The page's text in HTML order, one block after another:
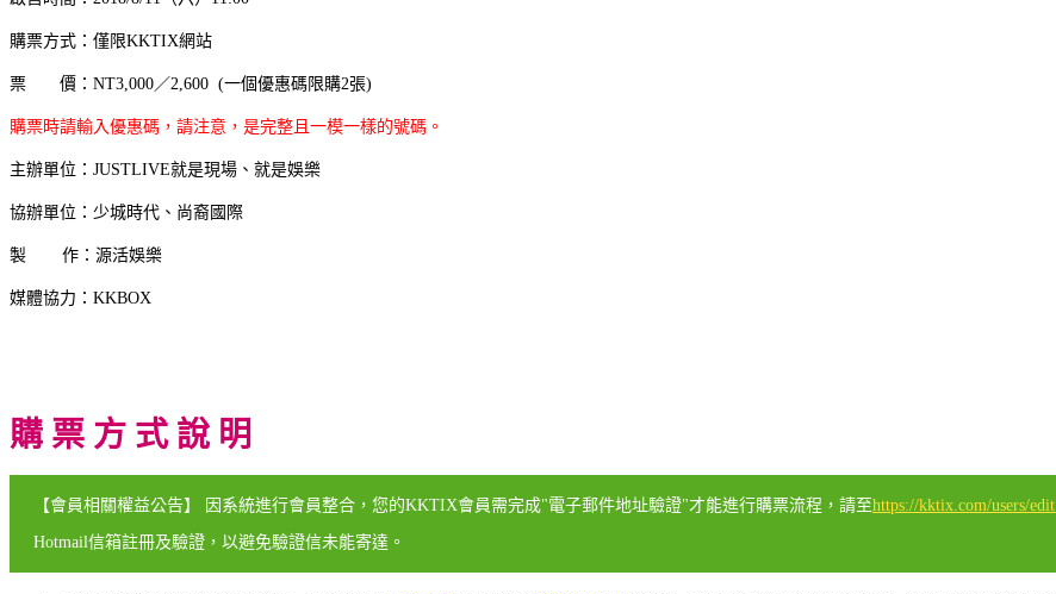
購票方式：僅限KKTIX網站
票 價：NT3,000／2,600 (一個優惠碼限購2張)
購票時請輸入優惠碼，請注意，是完整且一模一樣的號碼。
主辦單位：JUSTLIVE就是現場、就是娛樂
協辦單位：少城時代、尚裔國際
製 作：源活娛樂
媒體協力：KKBOX
購 票 方 式 說 明
【會員相關權益公告】 因系統進行會員整合，您的KKTIX會員需完成"電子郵件地址驗證"才能進行購票流程，請至https://kktix.com/users/edit
Hotmail信箱註冊及驗證，以避免驗證信未能寄達。